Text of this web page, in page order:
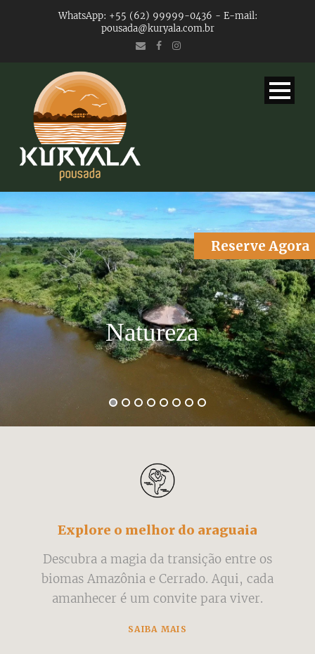
WhatsApp: +55 (62) 99999-0436 - E-mail:
pousada@kuryala.com.br
Reserve Agora
Natureza
Explore o melhor do araguaia
Descubra a magia da transição entre os
biomas Amazônia e Cerrado. Aqui, cada
amanhecer é um convite para viver.
SAIBA MAIS